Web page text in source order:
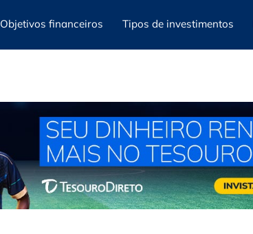
Objetivos financeiros Tipos de investimentos